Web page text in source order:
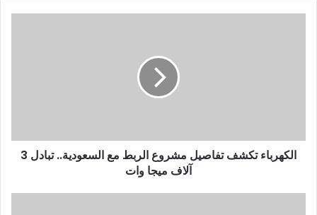
الأول للداخلية في الدقيقة 65، ودفع
روقا ومصطفى الزناري بدلا من اوباما وعبد الله
بفوز الأبيض بهدفين مقابل هدف.
كلاً من :
الكهرباء تكشف تفاصيل مشروع الربط مع السعودية.. تبادل 3
آلاف ميجا وات